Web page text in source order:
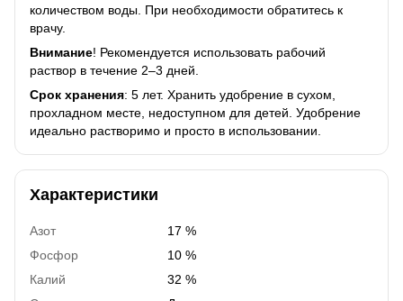
количеством воды. При необходимости обратитесь к
врачу.
Внимание! Рекомендуется использовать рабочий
раствор в течение 2–3 дней.
Срок хранения: 5 лет. Хранить удобрение в сухом,
прохладном месте, недоступном для детей. Удобрение
идеально растворимо и просто в использовании.
Характеристики
Азот
17 %
Фосфор
10 %
Калий
32 %